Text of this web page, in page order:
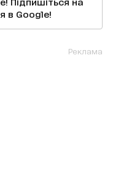
в Google!
Реклама